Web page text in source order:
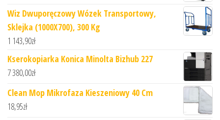
Wiz Dwuporęczowy Wózek Transportowy,
Sklejka (1000X700), 300 Kg
1 143,90zł
Kserokopiarka Konica Minolta Bizhub 227
7 380,00zł
Clean Mop Mikrofaza Kieszeniowy 40 Cm
18,95zł